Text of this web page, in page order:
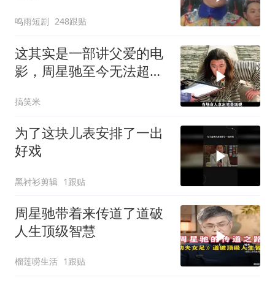
鸣雨短剧 248跟贴
这其实是一部讲父爱的电
影，周星驰至今无法超越
搞笑米
为了这块儿表安排了一出
好戏
黑衬衫剪辑 1跟贴
周星驰带着来传道了道破
人生顶级智慧
榴莲唠生活 1跟贴